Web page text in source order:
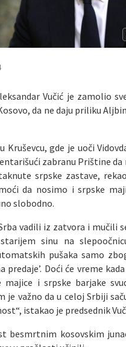
Vučić je zamolio
da ne daju priliku
Kruševcu, gde je uoči
zabranu Prištine da
srpske zastave,
da nosimo i srpske
slobodno.
vadili iz zatvora i mučili
sinu na
pušaka samo
predaje’. Doći će vreme
i srpske barjake
je važno da u celoj Srbiji
istakao je predsednik
besmrtnim kosovskim